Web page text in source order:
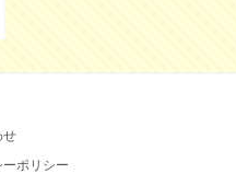
せ
ポリシー